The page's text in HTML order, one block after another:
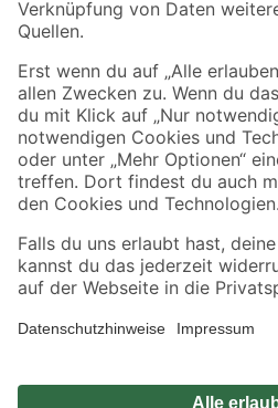
Sicher einkaufen
Jetzt die toom-App herunterladen
Alle Preisangaben in EUR inkl. gesetzl. MwSt.. Die
Umständen nicht in allen Märkten verfügbar. Die
Produkte nur solange der Vorrat reicht.
*Paketversand ab 59 € versandkostenfrei, gilt nicht
Privatsphäre